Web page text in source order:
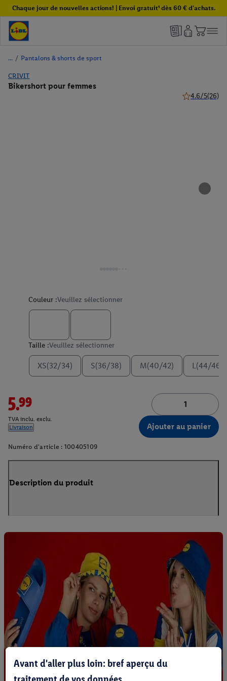
Chaque jour de nouvelles actions! | Envoi gratuit¹ dès 60 € d'achats.
/ Pantalons & shorts de sport
CRIVIT
Bikershort pour femmes
4.6/5(26)
Couleur :Veuillez sélectionner
Taille :Veuillez sélectionner
XS(32/34) S(36/38) M(40/42) L(44/46)
5.99
TVA inclu. exclu.
Livraison
Ajouter au panier
Numéro d'article : 100405109
Description du produit
Avant d'aller plus loin: bref aperçu du